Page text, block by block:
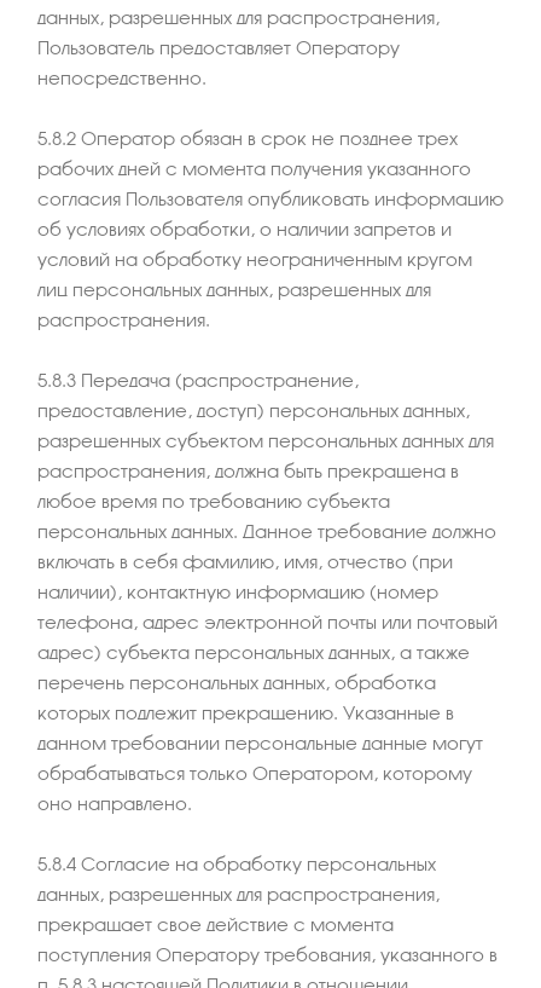
данных, разрешенных для распространения,
Пользователь предоставляет Оператору
непосредственно.
5.8.2 Оператор обязан в срок не позднее трех
рабочих дней с момента получения указанного
согласия Пользователя опубликовать информацию
об условиях обработки, о наличии запретов и
условий на обработку неограниченным кругом
лиц персональных данных, разрешенных для
распространения.
5.8.3 Передача (распространение,
предоставление, доступ) персональных данных,
разрешенных субъектом персональных данных для
распространения, должна быть прекращена в
любое время по требованию субъекта
персональных данных. Данное требование должно
включать в себя фамилию, имя, отчество (при
наличии), контактную информацию (номер
телефона, адрес электронной почты или почтовый
адрес) субъекта персональных данных, а также
перечень персональных данных, обработка
которых подлежит прекращению. Указанные в
данном требовании персональные данные могут
обрабатываться только Оператором, которому
оно направлено.
5.8.4 Согласие на обработку персональных
данных, разрешенных для распространения,
прекращает свое действие с момента
поступления Оператору требования, указанного в